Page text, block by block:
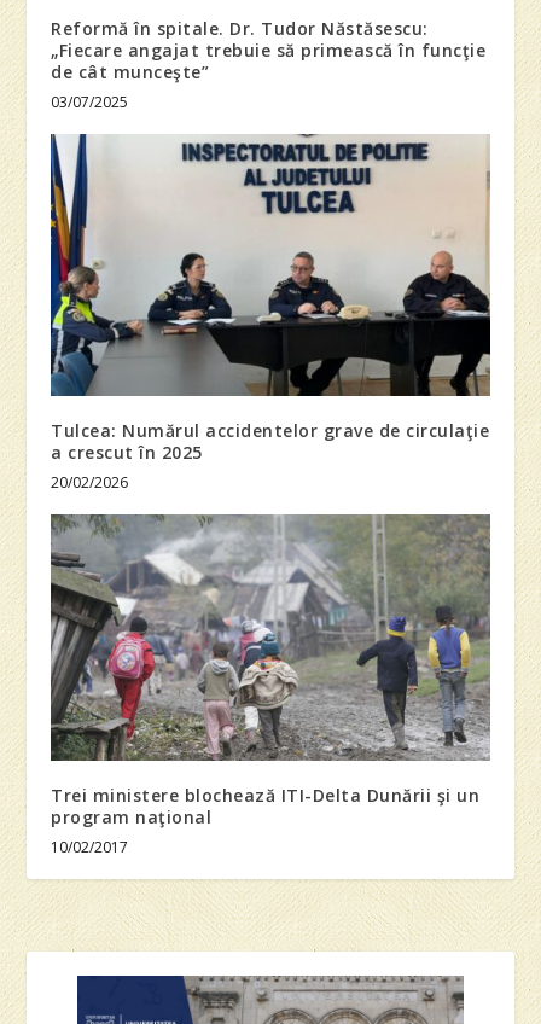
Reformă în spitale. Dr. Tudor Năstăsescu:
„Fiecare angajat trebuie să primească în funcţie
de cât munceşte”
03/07/2025
Tulcea: Numărul accidentelor grave de circulaţie
a crescut în 2025
20/02/2026
Trei ministere blochează ITI-Delta Dunării şi un
program naţional
10/02/2017